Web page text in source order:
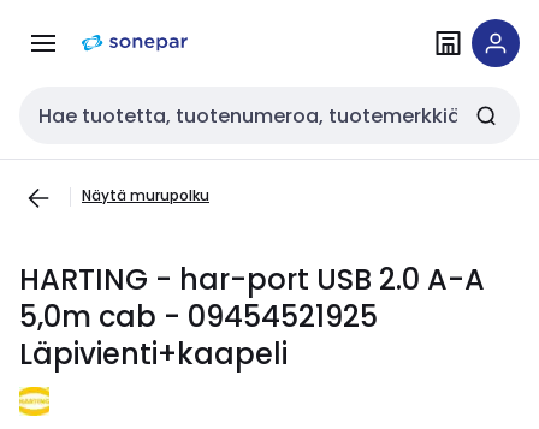
navigointiinsisältöön
Haku
Näytä murupolku
HARTING - har-port USB 2.0 A-A
5,0m cab - 09454521925
Läpivienti+kaapeli